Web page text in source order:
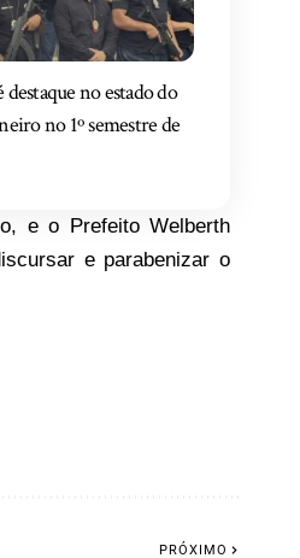
destaque no estado do
no 1º semestre de
e o Prefeito Welberth
e parabenizar o
PRÓXIMO